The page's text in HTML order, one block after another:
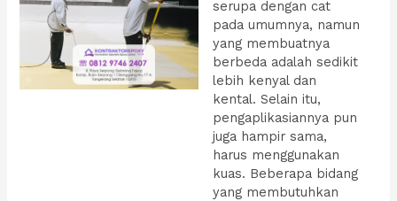
serupa dengan cat
pada umumnya, namun
yang membuatnya
berbeda adalah sedikit
lebih kenyal dan
kental. Selain itu,
pengaplikasiannya pun
juga hampir sama,
harus menggunakan
kuas. Beberapa bidang
yang membutuhkan